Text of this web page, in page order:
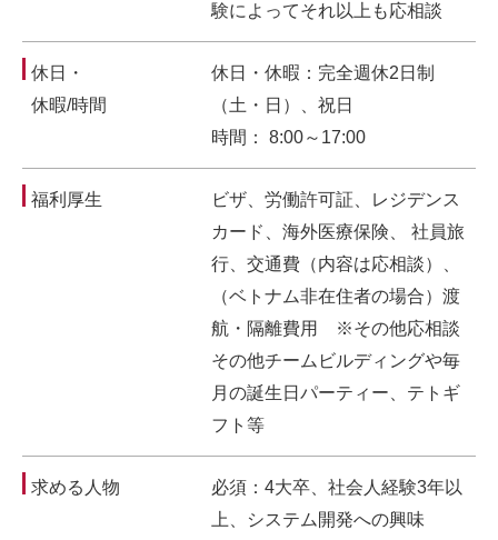
験によってそれ以上も応相談
休日・
休暇/時間
休日・休暇：完全週休2日制
（土・日）、祝日
時間： 8:00～17:00
福利厚生
ビザ、労働許可証、レジデンス
カード、海外医療保険、 社員旅
行、交通費（内容は応相談）、
（ベトナム非在住者の場合）渡
航・隔離費用 ※その他応相談
その他チームビルディングや毎
月の誕生日パーティー、テトギ
フト等
求める人物
必須：4大卒、社会人経験3年以
上、システム開発への興味